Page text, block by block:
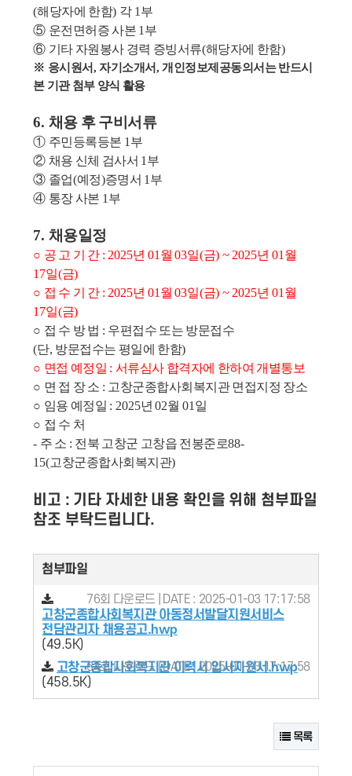
(해당자에 한함) 각 1 부
⑤ 운전면허증 사본 1 부
⑥ 기타 자원봉사 경력 증빙서류(해당자에 한함)
※ 응시원서,자기소개서,개인정보제공동의서는 반드시
본 기관 첨부 양식 활용
6. 채용 후 구비서류
① 주민등록등본 1 부
② 채용 신체 검사서 1 부
③ 졸업(예정)증명서 1 부
④ 통장 사본 1 부
7. 채용일정
○ 공 고 기 간 : 2025년 01 월03일(금) ~ 2025년 01 월
17일(금)
○ 접 수 기 간 : 2025년 01 월03일(금) ~ 2025년 01 월
17일(금)
○ 접 수 방 법 : 우편접수 또는 방문접수
(단, 방문접수는 평일에 한함)
○ 면접 예정일 : 서류심사 합격자에 한하여 개별통보
○ 면 접 장 소 : 고창군종합사회복지관 면접지정 장소
○ 임용 예정일 : 2025년02월 01 일
○ 접 수 처
- 주 소 : 전북 고창군 고창읍 전봉준로88-
15(고창군종합사회복지관)
비고 : 기타 자세한 내용 확인을 위해 첨부파일
참조 부탁드립니다.
첨부파일
고창군종합사회복지관 아동정서발달지원서비스
전담관리자 채용공고.hwp
(49.5K)
76회 다운로드 | DATE : 2025-01-03 17:17:58
고창군종합사회복지관 이력서 입사지원서.hwp
(458.5K)
64회 다운로드 | DATE : 2025-01-03 17:17:58
목록